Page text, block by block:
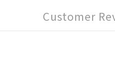
Customer